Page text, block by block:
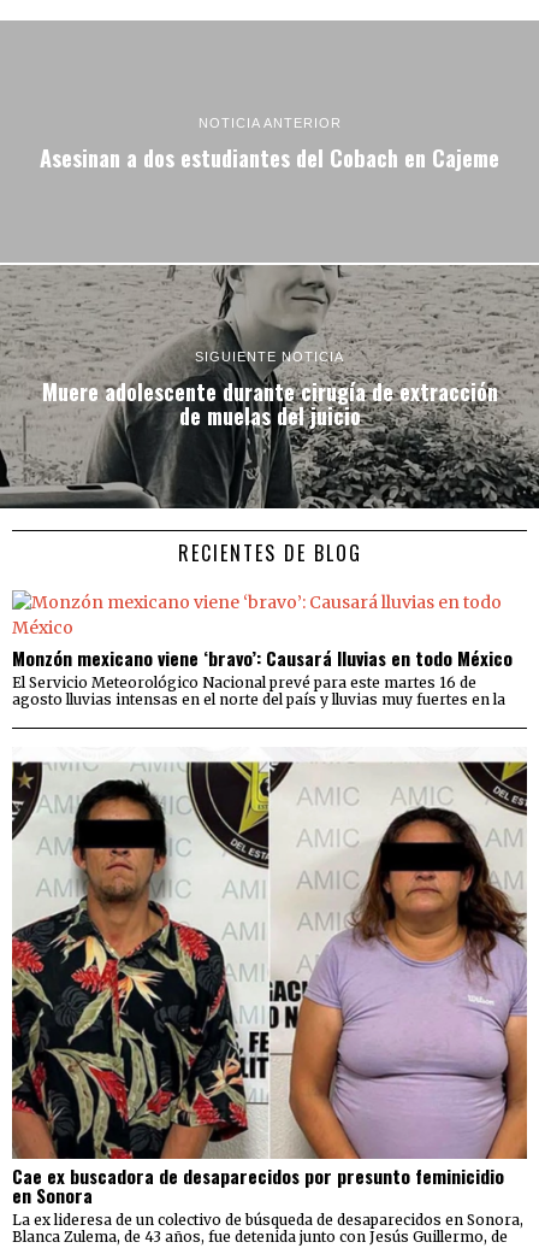
NOTICIA ANTERIOR
Asesinan a dos estudiantes del Cobach en Cajeme
SIGUIENTE NOTICIA
Muere adolescente durante cirugía de extracción
de muelas del juicio
RECIENTES DE BLOG
Monzón mexicano viene ‘bravo’: Causará lluvias en todo México
El Servicio Meteorológico Nacional prevé para este martes 16 de
agosto lluvias intensas en el norte del país y lluvias muy fuertes en la
Cae ex buscadora de desaparecidos por presunto feminicidio
en Sonora
La ex lideresa de un colectivo de búsqueda de desaparecidos en Sonora,
Blanca Zulema, de 43 años, fue detenida junto con Jesús Guillermo, de